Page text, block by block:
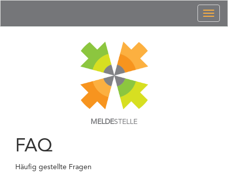
MELDESTELLE
FAQ
Häufig gestellte Fragen